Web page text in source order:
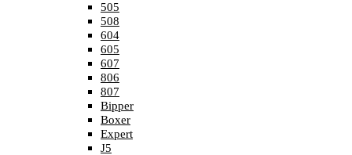
505
508
604
605
607
806
807
Bipper
Boxer
Expert
J5